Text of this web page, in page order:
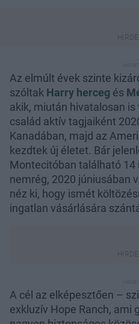
Az elmúlt évek szinte
szóltak Harry herceg és
akik, miután hivatalosan
család aktív tagjaiként
Kanadában, majd az
kezdtek új életet. Bár
Montecitóban található 14
nemrég, 2020 júniusában
néz ki, hogy ismét
ingatlan vásárlására
A cél az elképesztően –
exkluzív Hope Ranch, ami